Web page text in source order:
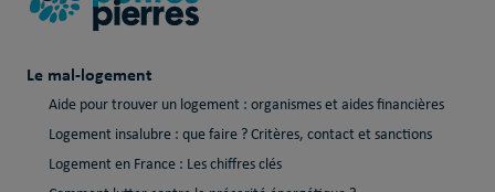
Le mal-logement
Aide pour trouver un logement : organismes et aides financières
Logement insalubre : que faire ? Critères, contact et sanctions
Logement en France : Les chiffres clés